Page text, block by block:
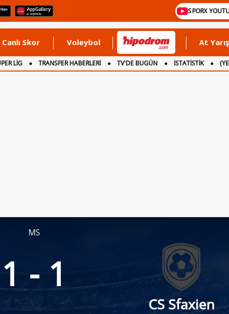
SPORX
Canlı Skor Voleybol At
LİG TRANSFER HABERLERİ TV'DE BUGÜN İSTATİSTİK
MS
1 - 1
CS Sfaxien